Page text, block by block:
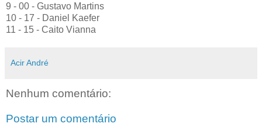
9 - 00 - Gustavo Martins
10 - 17 - Daniel Kaefer
11 - 15 - Caito Vianna
Acir André
Nenhum comentário:
Postar um comentário